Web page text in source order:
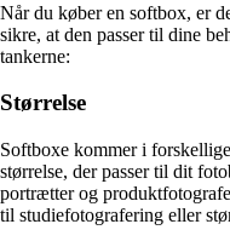
Når du køber en softbox, er
sikre, at den passer til dine
tankerne:
Størrelse
Softboxe kommer i
størrelse, der passer til dit
portrætter og
til studiefotografering eller